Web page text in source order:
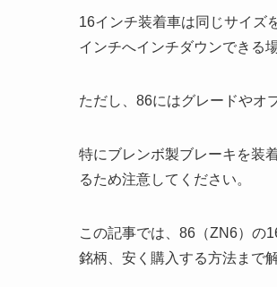
16インチ装着車は同じサイズ
インチへインチダウンできる
ただし、86にはグレードやオ
特にブレンボ製ブレーキを装
るため注意してください。
この記事では、86（ZN6）の
銘柄、安く購入する方法まで